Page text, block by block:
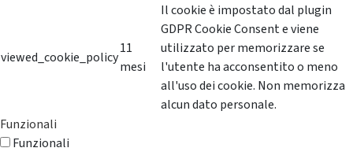
viewed_cookie_policy
11
mesi
Il cookie è impostato dal plugin
GDPR Cookie Consent e viene
utilizzato per memorizzare se
l'utente ha acconsentito o meno
all'uso dei cookie. Non memorizza
alcun dato personale.
Funzionali
Funzionali